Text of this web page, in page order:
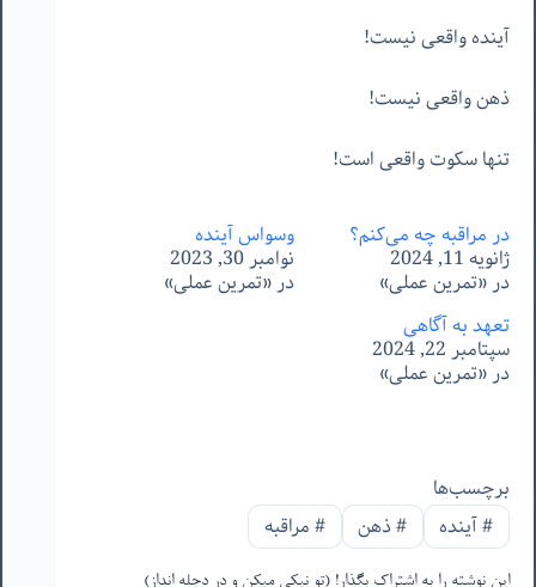
آینده واقعی نیست!
ذهن واقعی نیست!
تنها سکوت واقعی است!
در مراقبه چه می‌کنم؟
ژانویه 11, 2024
در «تمرین عملی»
وسواسِ آینده
نوامبر 30, 2023
در «تمرین عملی»
تعهد به آگاهی
سپتامبر 22, 2024
در «تمرین عملی»
برچسب‌ها
#آینده #ذهن #مراقبه
این نوشته را به اشتراک بگذار! (تو نیکی میکن و در دجله انداز)